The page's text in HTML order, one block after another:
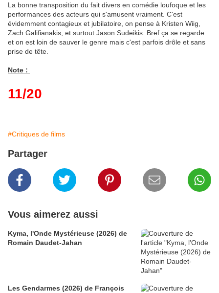
La bonne transposition du fait divers en comédie loufoque et les
performances des acteurs qui s'amusent vraiment. C'est
évidemment contagieux et jubilatoire, on pense à Kristen Wiig,
Zach Galifianakis, et surtout Jason Sudeikis. Bref ça se regarde
et on est loin de sauver le genre mais c'est parfois drôle et sans
prise de tête.
Note :
11/20
#Critiques de films
Partager
Vous aimerez aussi
Kyma, l'Onde Mystérieuse (2026) de
Romain Daudet-Jahan
Les Gendarmes (2026) de François